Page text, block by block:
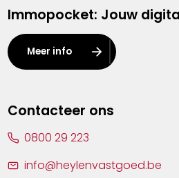
Kalmthout
Leuven
Lier
Immopocket: Jouw
Meer info
Contacteer ons
0800 29 223
info@heylenvastgoed.be